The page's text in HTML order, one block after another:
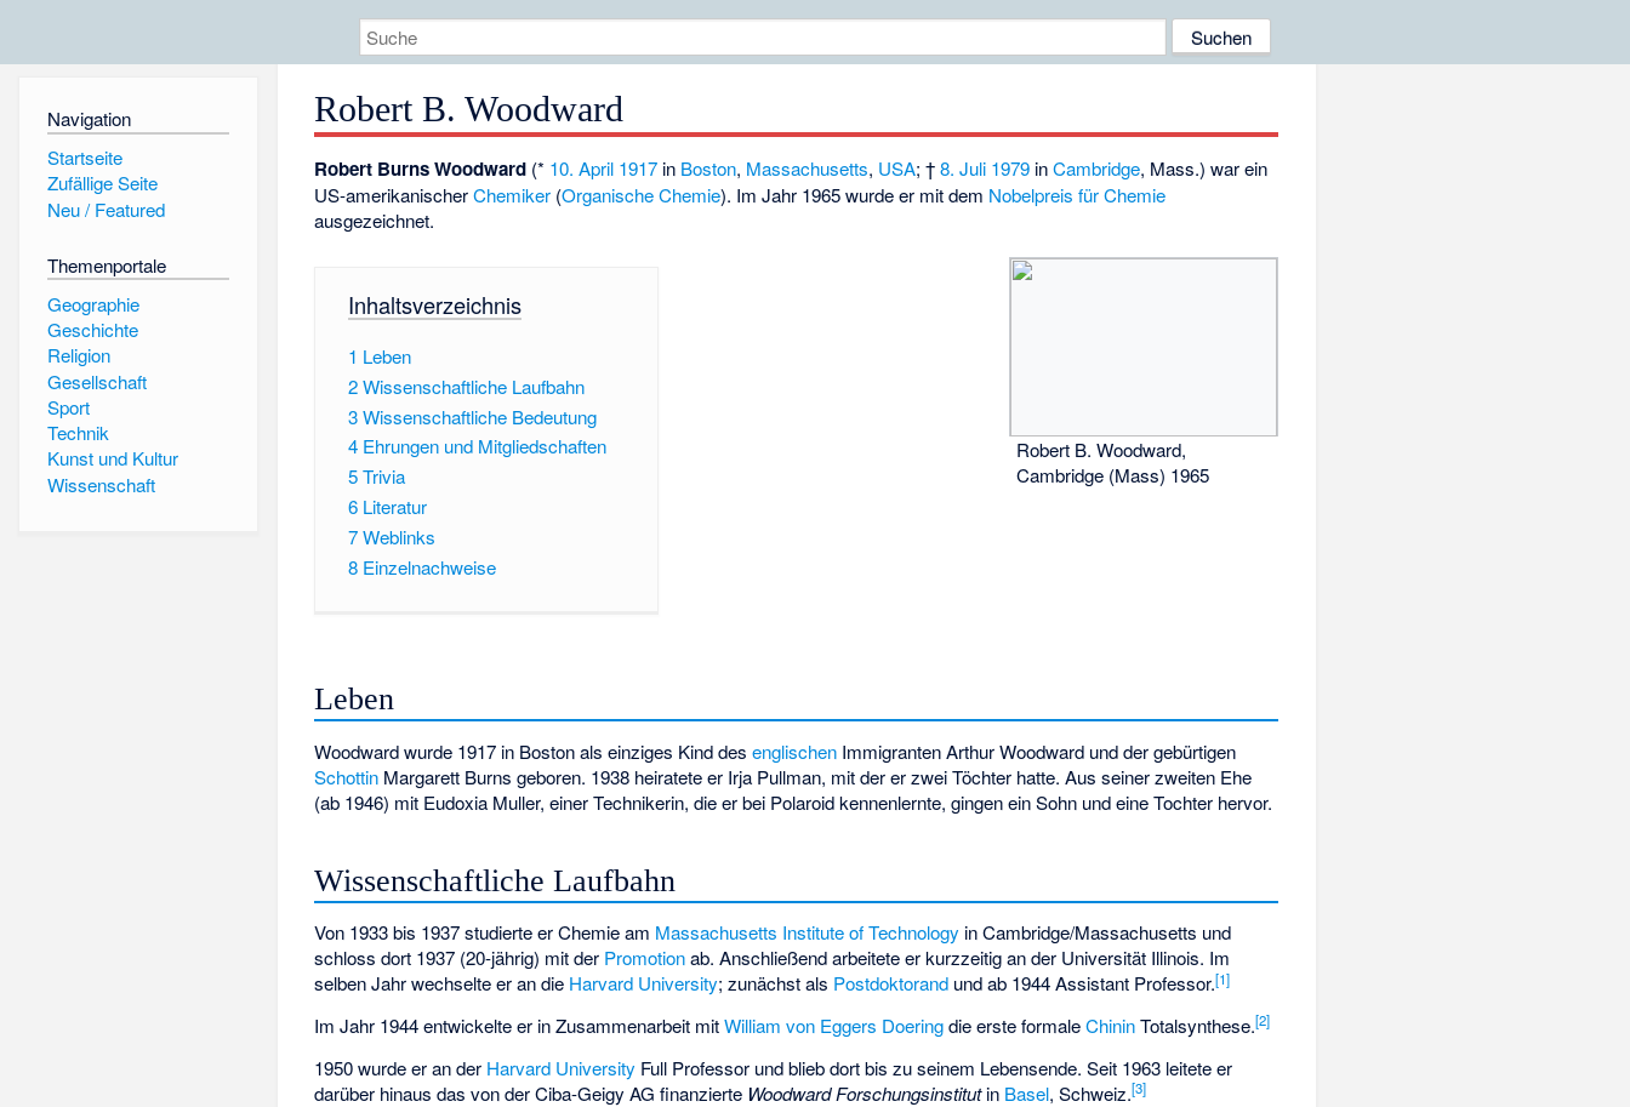
Navigation
Startseite
Zufällige Seite
Neu / Featured
Themenportale
Geographie
Geschichte
Religion
Gesellschaft
Sport
Technik
Kunst und Kultur
Wissenschaft
Robert B. Woodward
Robert Burns Woodward (* 10. April 1917 in Boston, Massachusetts, USA; †8. Juli 1979 inCambridge, Mass.) war ein
US-amerikanischerChemiker (Organische Chemie). Im Jahr 1965 wurde er mit dem Nobelpreis für Chemie
ausgezeichnet.
Robert B. Woodward,
Cambridge (Mass) 1965
Inhaltsverzeichnis
1 Leben
2Wissenschaftliche Laufbahn
3Wissenschaftliche Bedeutung
4 Ehrungen und Mitgliedschaften
5Trivia
6 Literatur
7Weblinks
8 Einzelnachweise
Leben
Woodward wurde 1917 in Boston als einziges Kind desenglischen Immigranten Arthur Woodward und der gebürtigen
Schottin Margarett Burns geboren. 1938 heiratete er Irja Pullman, mit der er zwei Töchter hatte. Aus seiner zweiten Ehe
(ab 1946) mit Eudoxia Muller, einer Technikerin, die er bei Polaroid kennenlernte, gingen ein Sohn und eine Tochter hervor.
Wissenschaftliche Laufbahn
Von 1933 bis 1937 studierte er Chemie am Massachusetts Institute of Technology in Cambridge/Massachusetts und
schloss dort 1937 (20-jährig) mit der Promotionab. Anschließend arbeitete er kurzzeitig an der Universität Illinois. Im
selben Jahr wechselte er an die Harvard University; zunächst als Postdoktorand und ab 1944 Assistant Professor.[1]
Im Jahr 1944 entwickelte er in Zusammenarbeit mitWilliam von Eggers Doeringdie erste formaleChininTotalsynthese.[2]
1950 wurde er an der Harvard University Full Professor und blieb dort bis zu seinem Lebensende. Seit 1963 leitete er
darüber hinaus das von der Ciba-Geigy AG finanzierte Woodward Forschungsinstitutin Basel, Schweiz.[3]